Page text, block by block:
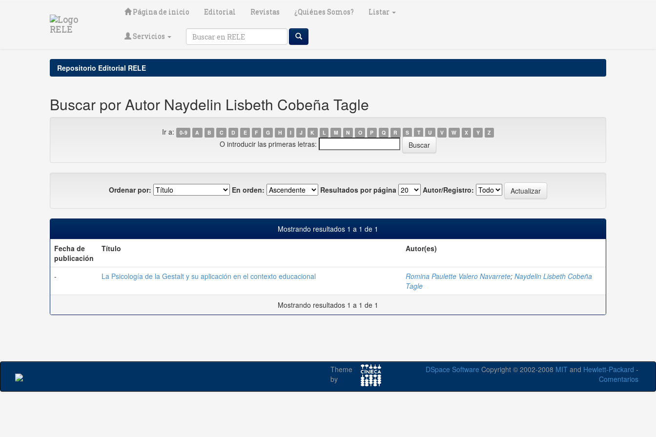
Página de inicio Editorial Revistas ¿Quiénes Somos? Listar
Servicios
Repositorio Editorial RELE
Buscar por Autor Naydelin Lisbeth Cobeña Tagle
Ir a: 0-9 A B C D E F G H I J K L M N O P Q R S T U V W X Y Z
O introducir las primeras letras:
Ordenar por: En orden: Resultados por página Autor/Registro:
Mostrando resultados 1 a 1 de 1
Fecha de
publicación
Título Autor(es)
- La Psicología de la Gestalt y su aplicación en el contexto educacional Romina Paulette Valero Navarrete; Naydelin Lisbeth Cobeña
Tagle
Mostrando resultados 1 a 1 de 1
Theme
by
DSpace Software Copyright © 2002-2008 MIT and Hewlett-Packard -
Comentarios